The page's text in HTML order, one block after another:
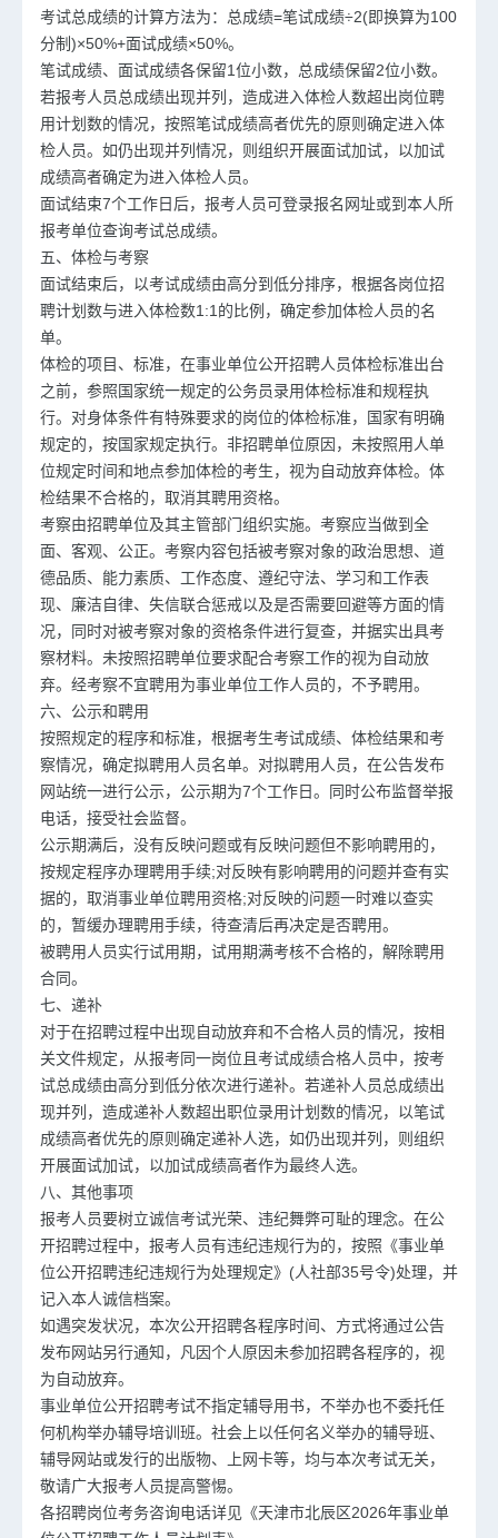
考试总成绩的计算方法为：总成绩=笔试成绩÷2(即换算为100
分制)×50%+面试成绩×50%。
笔试成绩、面试成绩各保留1位小数，总成绩保留2位小数。
若报考人员总成绩出现并列，造成进入体检人数超出岗位聘
用计划数的情况，按照笔试成绩高者优先的原则确定进入体
检人员。如仍出现并列情况，则组织开展面试加试，以加试
成绩高者确定为进入体检人员。
面试结束7个工作日后，报考人员可登录报名网址或到本人所
报考单位查询考试总成绩。
五、体检与考察
面试结束后，以考试成绩由高分到低分排序，根据各岗位招
聘计划数与进入体检数1:1的比例，确定参加体检人员的名
单。
体检的项目、标准，在事业单位公开招聘人员体检标准出台
之前，参照国家统一规定的公务员录用体检标准和规程执
行。对身体条件有特殊要求的岗位的体检标准，国家有明确
规定的，按国家规定执行。非招聘单位原因，未按照用人单
位规定时间和地点参加体检的考生，视为自动放弃体检。体
检结果不合格的，取消其聘用资格。
考察由招聘单位及其主管部门组织实施。考察应当做到全
面、客观、公正。考察内容包括被考察对象的政治思想、道
德品质、能力素质、工作态度、遵纪守法、学习和工作表
现、廉洁自律、失信联合惩戒以及是否需要回避等方面的情
况，同时对被考察对象的资格条件进行复查，并据实出具考
察材料。未按照招聘单位要求配合考察工作的视为自动放
弃。经考察不宜聘用为事业单位工作人员的，不予聘用。
六、公示和聘用
按照规定的程序和标准，根据考生考试成绩、体检结果和考
察情况，确定拟聘用人员名单。对拟聘用人员，在公告发布
网站统一进行公示，公示期为7个工作日。同时公布监督举报
电话，接受社会监督。
公示期满后，没有反映问题或有反映问题但不影响聘用的，
按规定程序办理聘用手续;对反映有影响聘用的问题并查有实
据的，取消事业单位聘用资格;对反映的问题一时难以查实
的，暂缓办理聘用手续，待查清后再决定是否聘用。
被聘用人员实行试用期，试用期满考核不合格的，解除聘用
合同。
七、递补
对于在招聘过程中出现自动放弃和不合格人员的情况，按相
关文件规定，从报考同一岗位且考试成绩合格人员中，按考
试总成绩由高分到低分依次进行递补。若递补人员总成绩出
现并列，造成递补人数超出职位录用计划数的情况，以笔试
成绩高者优先的原则确定递补人选，如仍出现并列，则组织
开展面试加试，以加试成绩高者作为最终人选。
八、其他事项
报考人员要树立诚信考试光荣、违纪舞弊可耻的理念。在公
开招聘过程中，报考人员有违纪违规行为的，按照《事业单
位公开招聘违纪违规行为处理规定》(人社部35号令)处理，并
记入本人诚信档案。
如遇突发状况，本次公开招聘各程序时间、方式将通过公告
发布网站另行通知，凡因个人原因未参加招聘各程序的，视
为自动放弃。
事业单位公开招聘考试不指定辅导用书，不举办也不委托任
何机构举办辅导培训班。社会上以任何名义举办的辅导班、
辅导网站或发行的出版物、上网卡等，均与本次考试无关，
敬请广大报考人员提高警惕。
各招聘岗位考务咨询电话详见《天津市北辰区2026年事业单